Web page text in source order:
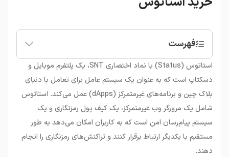
فهرست
• مزایای استفاده از استاتوس
• ارز دیجیتال استاتوس (SNT)
خرید استاتوس
• کیف پول های استاتوس
•آینده استاتوس
استاتوس (Status) با نماد اختصاری SNT، یک پلتفرم موبایل و
دسکتاپ است که به عنوان یک سیستم عامل برای تعامل با دنیای
بلاک چین و برنامه‌های غیرمتمرکز (dApps) عمل می‌کند. استاتوس
شامل یک مرورگر وب غیرمتمرکز، یک کیف پول رمزنگاری و یک
سیستم پیام‌رسان امن است که به کاربران امکان می‌دهد به طور
مستقیم با یکدیگر ارتباط برقرار کنند و تراکنش‌های رمزنگاری را انجام
دهند.